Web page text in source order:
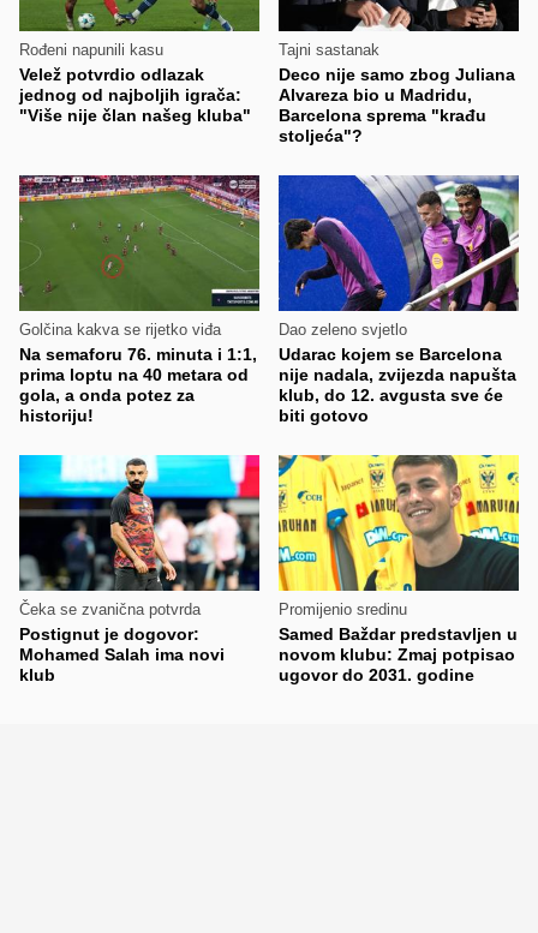
Rođeni napunili kasu
Velež potvrdio odlazak
jednog od najboljih igrača:
"Više nije član našeg kluba"
Tajni sastanak
Deco nije samo zbog Juliana
Alvareza bio u Madridu,
Barcelona sprema "krađu
stoljeća"?
Golčina kakva se rijetko viđa
Na semaforu 76. minuta i 1:1,
prima loptu na 40 metara od
gola, a onda potez za
historiju!
Dao zeleno svjetlo
Udarac kojem se Barcelona
nije nadala, zvijezda napušta
klub, do 12. avgusta sve će
biti gotovo
Čeka se zvanična potvrda
Postignut je dogovor:
Mohamed Salah ima novi
klub
Promijenio sredinu
Samed Baždar predstavljen u
novom klubu: Zmaj potpisao
ugovor do 2031. godine